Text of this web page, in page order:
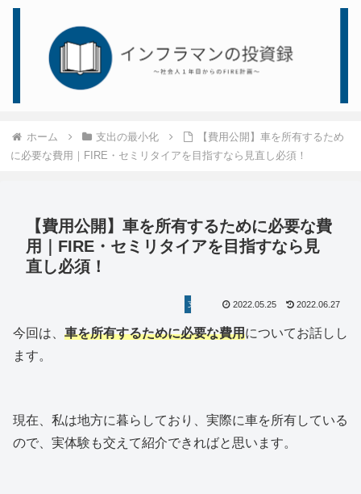
ホーム 支出の最小化
【費用公開】車を所有するため
に必要な費用｜FIRE・セミリタイアを目指すなら見直し必須！
【費用公開】車を所有するために必要な費
用｜FIRE・セミリタイアを目指すなら見
直し必須！
支出の最小化2022.05.25 2022.06.27
今回は、 車を所有するために必要な費用についてお話しし
ます。
現在、私は地方に暮らしており、実際に車を所有している
ので、実体験も交えて紹介できればと思います。